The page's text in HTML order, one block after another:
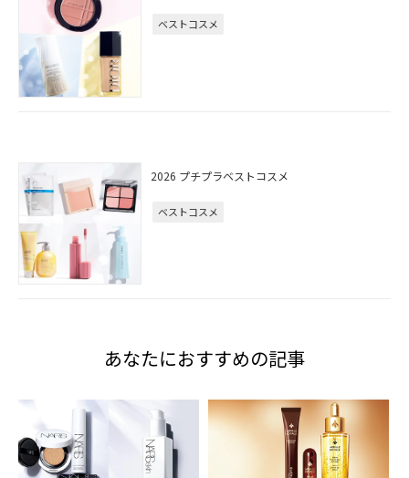
ベストコスメ
2026 プチプラベストコスメ
ベストコスメ
あなたにおすすめの記事